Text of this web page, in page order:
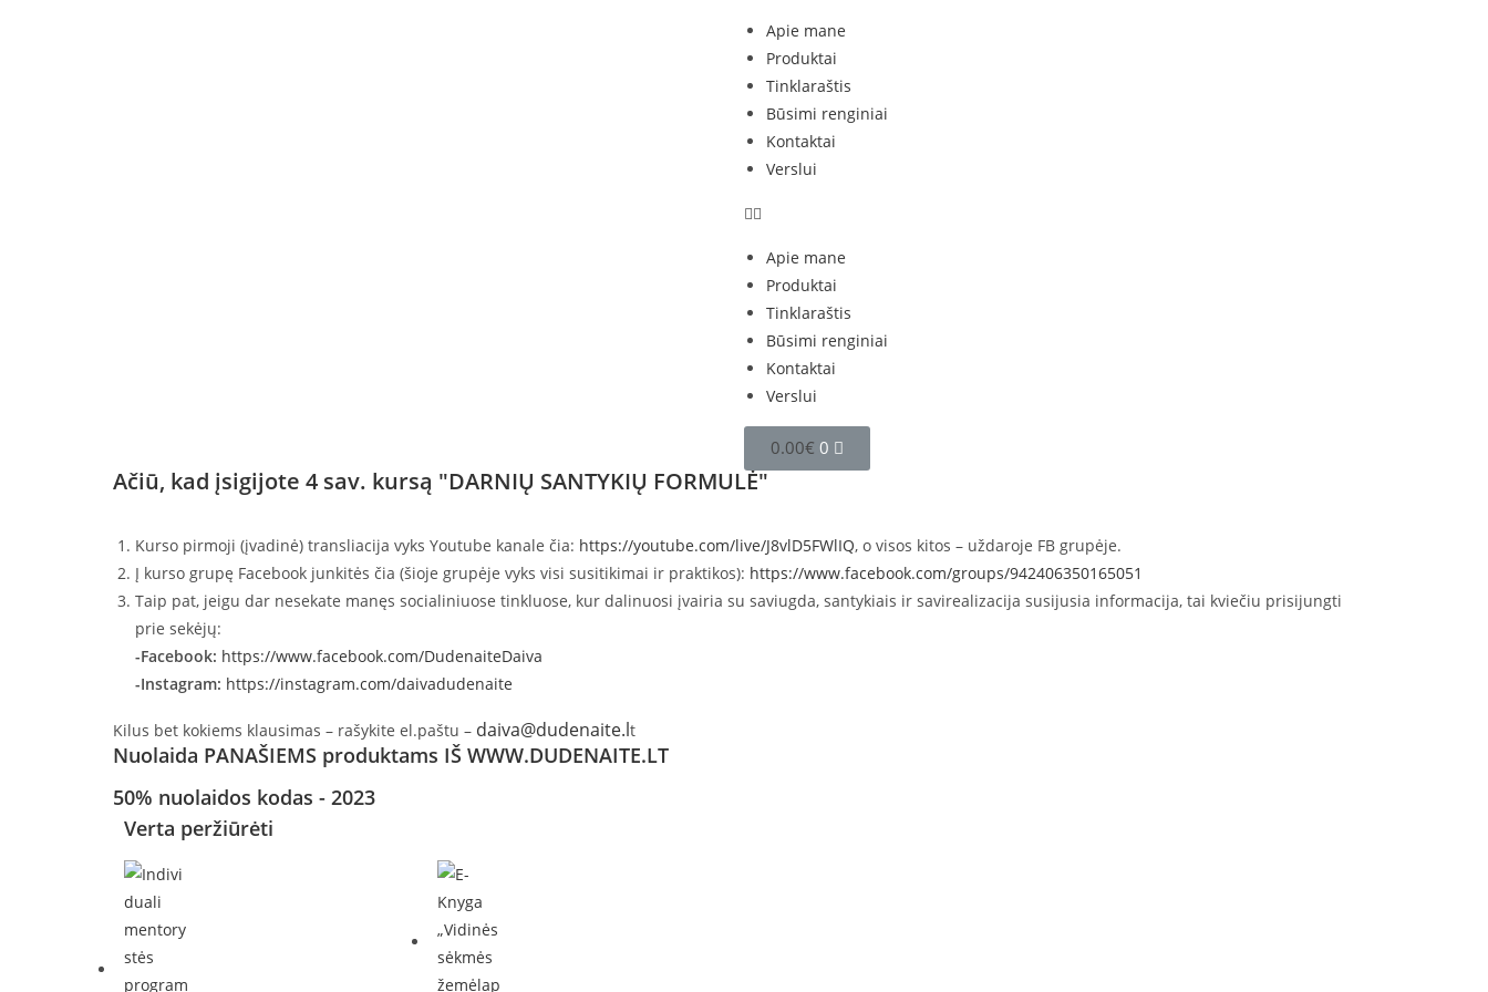
Apie mane
Produktai
Tinklaraštis
Būsimi renginiai
Kontaktai
Verslui
Apie mane
Produktai
Tinklaraštis
Būsimi renginiai
Kontaktai
Verslui
0.00€ 0
Ačiū, kad įsigijote 4 sav. kursą "DARNIŲ SANTYKIŲ FORMULĖ"
Kurso pirmoji (įvadinė) transliacija vyks Youtube kanale čia: https://youtube.com/live/J8vlD5FWlIQ, o visos kitos – uždaroje FB grupėje.
Į kurso grupę Facebook junkitės čia (šioje grupėje vyks visi susitikimai ir praktikos): https://www.facebook.com/groups/942406350165051
Taip pat, jeigu dar nesekate manęs socialiniuose tinkluose, kur dalinuosi įvairia su saviugda, santykiais ir savirealizacija susijusia informacija, tai kviečiu prisijungti
prie sekėjų:
-Facebook: https://www.facebook.com/DudenaiteDaiva
-Instagram: https://instagram.com/daivadudenaite
Kilus bet kokiems klausimas – rašykite el.paštu – daiva@dudenaite.lt
Nuolaida PANAŠIEMS produktams IŠ WWW.DUDENAITE.LT
50% nuolaidos kodas - 2023
Verta peržiūrėti